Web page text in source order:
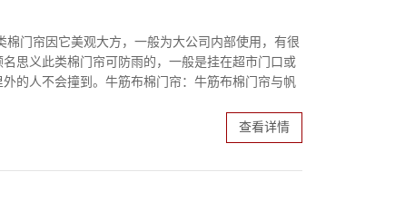
门帘因它美观大方，一般为大公司内部使用，有很
思义此类棉门帘可防雨的，一般是挂在超市门口或
的人不会撞到。牛筋布棉门帘：牛筋布棉门帘与帆
查看详情